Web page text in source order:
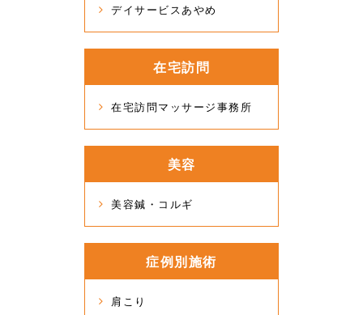
デイサービスあやめ
在宅訪問
在宅訪問マッサージ事務所
美容
美容鍼・コルギ
症例別施術
肩こり